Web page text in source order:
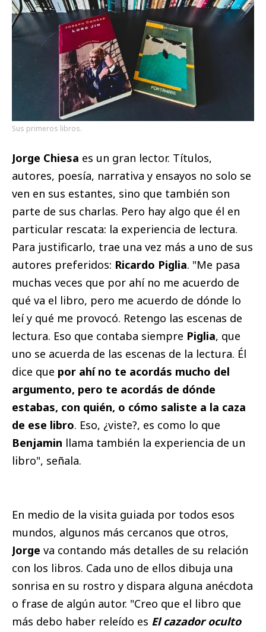
Sus primeros libros.
Jorge Chiesa es un gran lector. Títulos,
autores, poesía, narrativa y ensayos no solo se
ven en sus estantes, sino que también son
parte de sus charlas. Pero hay algo que él en
particular rescata: la experiencia de lectura.
Para justificarlo, trae una vez más a uno de sus
autores preferidos: Ricardo Piglia. "Me pasa
muchas veces que por ahí no me acuerdo de
qué va el libro, pero me acuerdo de dónde lo
leí y qué me provocó. Retengo las escenas de
lectura. Eso que contaba siempre Piglia, que
uno se acuerda de las escenas de la lectura. Él
dice que por ahí no te acordás mucho del
argumento, pero te acordás de dónde
estabas, con quién, o cómo saliste a la caza
de ese libro. Eso, ¿viste?, es como lo que
Benjamin llama también la experiencia de un
libro", señala.
En medio de la visita guiada por todos esos
mundos, algunos más cercanos que otros,
Jorge va contando más detalles de su relación
con los libros. Cada uno de ellos dibuja una
sonrisa en su rostro y dispara alguna anécdota
o frase de algún autor. "Creo que el libro que
más debo haber releído es El cazador oculto